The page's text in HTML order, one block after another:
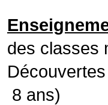
des classes
8 ans)